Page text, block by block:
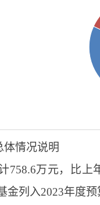
体情况说明
758.6万元，比
列入2023年度